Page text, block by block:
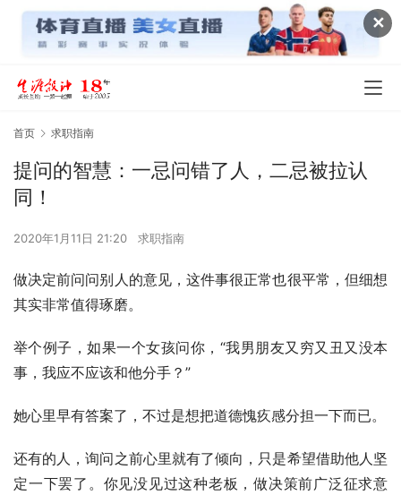
✕
首页 求职指南
提问的智慧：一忌问错了人，二忌被拉认
同！
2020年1月11日 21:20 求职指南
做决定前问问别人的意见，这件事很正常也很平常，但细想
其实非常值得琢磨。
举个例子，如果一个女孩问你，“我男朋友又穷又丑又没本
事，我应不应该和他分手？”
她心里早有答案了，不过是想把道德愧疚感分担一下而已。
还有的人，询问之前心里就有了倾向，只是希望借助他人坚
定一下罢了。你见没见过这种老板，做决策前广泛征求意